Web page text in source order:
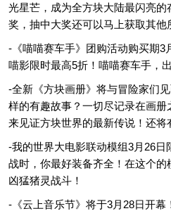
光星芒，成为全方块大陆最闪亮的
奖，抽中大奖还可以马上获取其他
-《喵喵赛车手》团购活动购买期3
喵影限时最高5折！喵喵赛车手，出
-全新《方块画册》将与冒险家们
样的有趣故事？一切尽记录在画
来见证方块世界的最新传说！还将
-我的世界大电影联动模组3月26
战时，你最好装备齐全！在这个
凶猛猪灵战斗！
-《云上音乐节》将于3月28日开幕